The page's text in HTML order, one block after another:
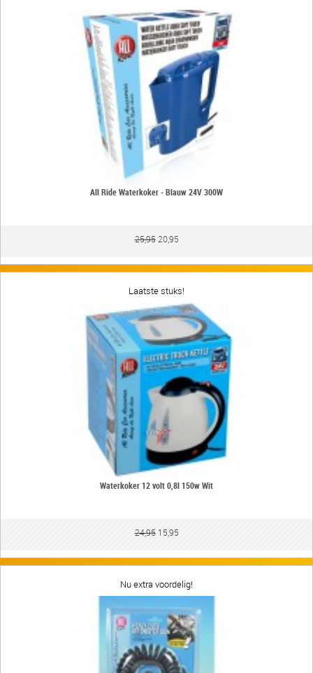
All Ride Waterkoker - Blauw 24V 300W
25,9520,95
Laatste stuks!
Waterkoker 12 volt 0,8l 150w Wit
24,9515,95
Nu extra voordelig!